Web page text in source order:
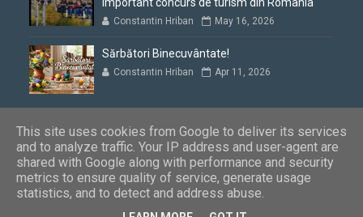
Constantin Hriban May 16, 2026
Sărbători Binecuvântate!
Constantin Hriban Apr 11, 2026
Blogul lui Constantin Copyright © 2012 - 2026. Toate drepturile
rezervate
This site uses cookies from Google to deliver its services
and to analyze traffic. Your IP address and user-agent are
shared with Google along with performance and security
metrics to ensure quality of service, generate usage
statistics, and to detect and address abuse.